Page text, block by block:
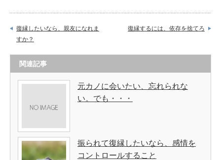
復縁したいなら、親友になれま
すか？
復縁するには、依存を捨てろ
関連記事
元カノに会いたい、忘れられな
い。でも・・・
振られて復縁したいなら、感情を
コントロールすること